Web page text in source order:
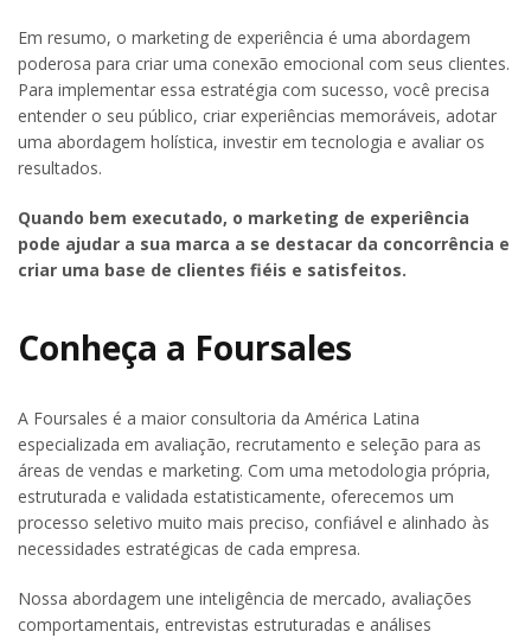
Em resumo, o marketing de experiência é uma abordagem
poderosa para criar uma conexão emocional com seus clientes.
Para implementar essa estratégia com sucesso, você precisa
entender o seu público, criar experiências memoráveis, adotar
uma abordagem holística, investir em tecnologia e avaliar os
resultados.
Quando bem executado, o marketing de experiência
pode ajudar a sua marca a se destacar da concorrência e
criar uma base de clientes fiéis e satisfeitos.
Conheça a Foursales
A Foursales é a maior consultoria da América Latina
especializada em avaliação, recrutamento e seleção para as
áreas de vendas e marketing. Com uma metodologia própria,
estruturada e validada estatisticamente, oferecemos um
processo seletivo muito mais preciso, confiável e alinhado às
necessidades estratégicas de cada empresa.
Nossa abordagem une inteligência de mercado, avaliações
comportamentais, entrevistas estruturadas e análises